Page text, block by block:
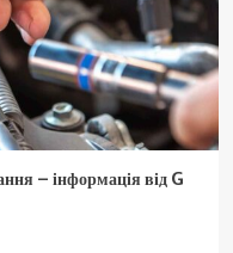
– інформація від G